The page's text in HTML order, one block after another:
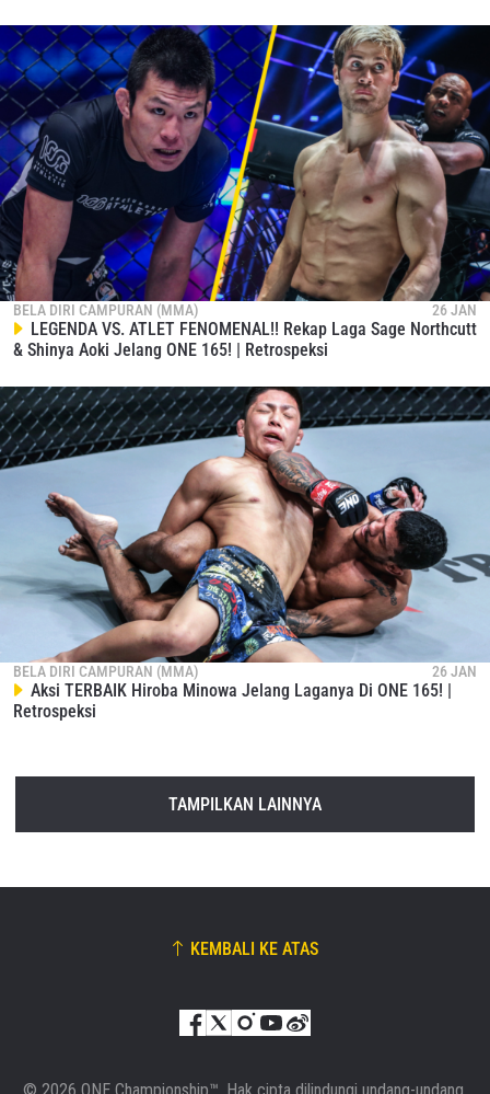
BELA DIRI CAMPURAN (MMA) 26 JAN
LEGENDA VS. ATLET FENOMENAL!! Rekap Laga Sage Northcutt
& Shinya Aoki Jelang ONE 165! | Retrospeksi
BELA DIRI CAMPURAN (MMA) 26 JAN
Aksi TERBAIK Hiroba Minowa Jelang Laganya Di ONE 165! |
Retrospeksi
TAMPILKAN LAINNYA
KEMBALI KE ATAS